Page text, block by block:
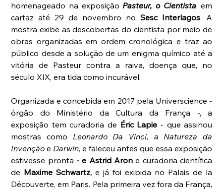
homenageado na exposição Pasteur, o Cientista, em
cartaz até 29 de novembro no Sesc Interlagos. A
mostra exibe as descobertas do cientista por meio de
obras organizadas em ordem cronológica e traz ao
público desde a solução de um enigma químico até a
vitória de Pasteur contra a raiva, doença que, no
século XIX, era tida como incurável.
Organizada e concebida em 2017 pela Universcience -
órgão do Ministério da Cultura da França -, a
exposição tem curadoria de Éric Lapie - que assinou
mostras como Leonardo Da Vinci, a Natureza da
Invenção e Darwin, e faleceu antes que essa exposição
estivesse pronta - e Astrid Aron e curadoria científica
de Maxime Schwartz, e já foi exibida no Palais de la
Découverte, em Paris. Pela primeira vez fora da França,